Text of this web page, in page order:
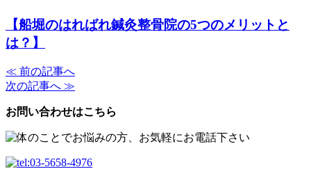
【船堀のはればれ鍼灸整骨院の5つのメリットと
は？】
≪ 前の記事へ
次の記事へ ≫
お問い合わせはこちら